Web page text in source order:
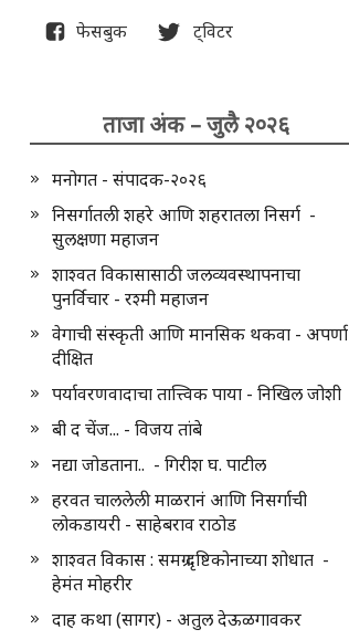
फेसबुक ट्विटर
ताजा अंक – जुलै २०२६
मनोगत - संपादक-२०२६
निसर्गातली शहरे आणि शहरातला निसर्ग -
सुलक्षणा महाजन
शाश्वत विकासासाठी जलव्यवस्थापनाचा
पुनर्विचार - रश्मी महाजन
वेगाची संस्कृती आणि मानसिक थकवा - अपर्णा
दीक्षित
पर्यावरणवादाचा तात्त्विक पाया - निखिल जोशी
बी द चेंज... - विजय तांबे
नद्या जोडताना.. - गिरीश घ. पाटील
हरवत चाललेली माळरानं आणि निसर्गाची
लोकडायरी - साहेबराव राठोड
शाश्वत विकास : समग्र दृष्टिकोनाच्या शोधात -
हेमंत मोहरीर
दाह कथा (सागर) - अतुल देऊळगावकर